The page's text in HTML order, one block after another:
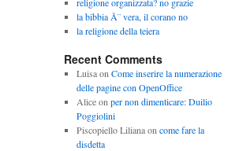
la bibbia Ã¨ vera, il corano no
la religione della teiera
Recent Comments
Luisaon Come inserire la numerazione
delle pagine con OpenOffice
Aliceon per non dimenticare: Duilio
Poggiolini
Piscopiello Lilianaon come fare la
disdetta